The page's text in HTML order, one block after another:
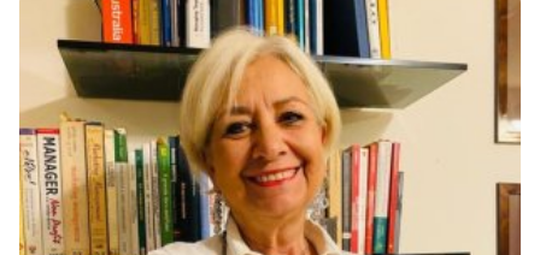
我們的網絡
我們的社區